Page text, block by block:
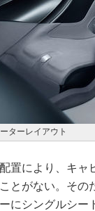
ターレイアウト
置により、キャ
とがない。その
ーにシングルシ